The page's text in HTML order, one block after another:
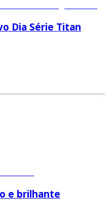
Dia Série Titan
e brilhante